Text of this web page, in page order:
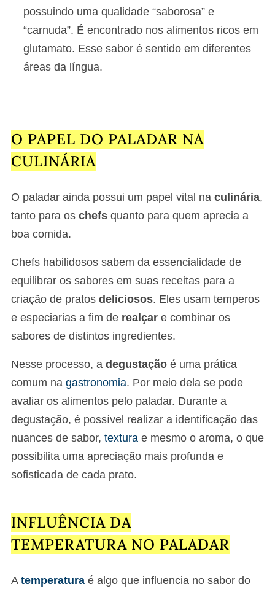
possuindo uma qualidade “saborosa” e
“carnuda”. É encontrado nos alimentos ricos em
glutamato. Esse sabor é sentido em diferentes
áreas da língua.
O PAPEL DO PALADAR NA
CULINÁRIA
O paladar ainda possui um papel vital na culinária,
tanto para os chefs quanto para quem aprecia a
boa comida.
Chefs habilidosos sabem da essencialidade de
equilibrar os sabores em suas receitas para a
criação de pratos deliciosos. Eles usam temperos
e especiarias a fim de realçar e combinar os
sabores de distintos ingredientes.
Nesse processo, a degustação é uma prática
comum na gastronomia. Por meio dela se pode
avaliar os alimentos pelo paladar. Durante a
degustação, é possível realizar a identificação das
nuances de sabor, textura e mesmo o aroma, o que
possibilita uma apreciação mais profunda e
sofisticada de cada prato.
INFLUÊNCIA DA
TEMPERATURA NO PALADAR
A temperatura é algo que influencia no sabor do